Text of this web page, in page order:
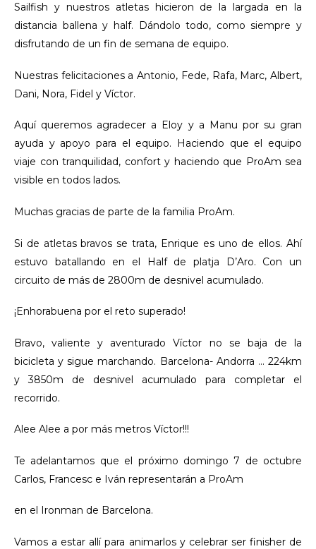
Sailfish y nuestros atletas hicieron de la largada en la
distancia ballena y half. Dándolo todo, como siempre y
disfrutando de un fin de semana de equipo.
Nuestras felicitaciones a Antonio, Fede, Rafa, Marc, Albert,
Dani, Nora, Fidel y Víctor.
Aquí queremos agradecer a Eloy y a Manu por su gran
ayuda y apoyo para el equipo. Haciendo que el equipo
viaje con tranquilidad, confort y haciendo que ProAm sea
visible en todos lados.
Muchas gracias de parte de la familia ProAm.
Si de atletas bravos se trata, Enrique es uno de ellos. Ahí
estuvo batallando en el Half de platja D’Aro. Con un
circuito de más de 2800m de desnivel acumulado.
¡Enhorabuena por el reto superado!
Bravo, valiente y aventurado Víctor no se baja de la
bicicleta y sigue marchando. Barcelona- Andorra … 224km
y 3850m de desnivel acumulado para completar el
recorrido.
Alee Alee a por más metros Víctor!!!
Te adelantamos que el próximo domingo 7 de octubre
Carlos, Francesc e Iván representarán a ProAm
en el Ironman de Barcelona.
Vamos a estar allí para animarlos y celebrar ser finisher de